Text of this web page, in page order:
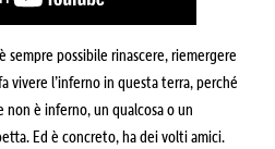
sempre possibile rinascere, riemergere
vivere l’inferno in questa terra, perché
non è inferno, un qualcosa o un
Ed è concreto, ha dei volti amici.